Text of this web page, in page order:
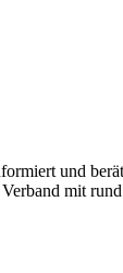
und
mit